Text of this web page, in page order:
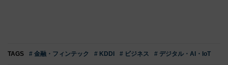
TAGS # 金融・フィンテック # KDDI # ビジネス # デジタル・AI・IoT